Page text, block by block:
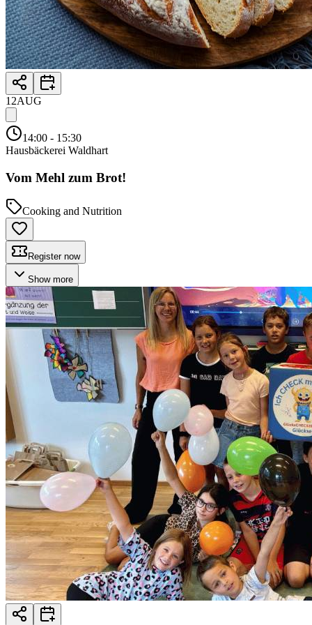
12AUG
14:00 - 15:30
Hausbäckerei Waldhart
Vom Mehl zum Brot!
Cooking and Nutrition
Register now
Show more